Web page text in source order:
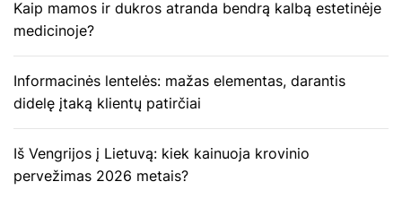
j
a
t
a
r
Kaip mamos ir dukros atranda bendrą kalbą estetinėje
medicinoje?
Informacinės lentelės: mažas elementas, darantis
didelę įtaką klientų patirčiai
Iš Vengrijos į Lietuvą: kiek kainuoja krovinio
pervežimas 2026 metais?